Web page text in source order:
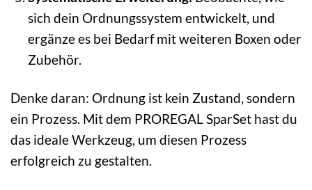
sich dein Ordnungssystem entwickelt, und
ergänze es bei Bedarf mit weiteren Boxen oder
Zubehör.
Denke daran: Ordnung ist kein Zustand, sondern
ein Prozess. Mit dem PROREGAL SparSet hast du
das ideale Werkzeug, um diesen Prozess
erfolgreich zu gestalten.